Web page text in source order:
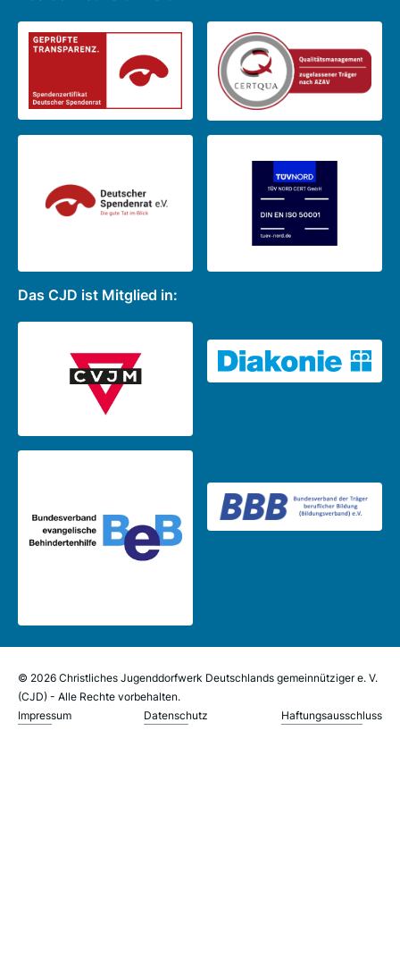
Das CJD ist Mitglied in:
© 2026 Christliches Jugenddorfwerk Deutschlands gemeinnütziger e. V.
(CJD) - Alle Rechte vorbehalten.
Impressum
Datenschutz Haftungsausschluss